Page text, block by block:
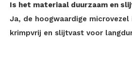
Is het materiaal duurzaam en
Ja, de hoogwaardige microvezel
krimpvrij en slijtvast voor